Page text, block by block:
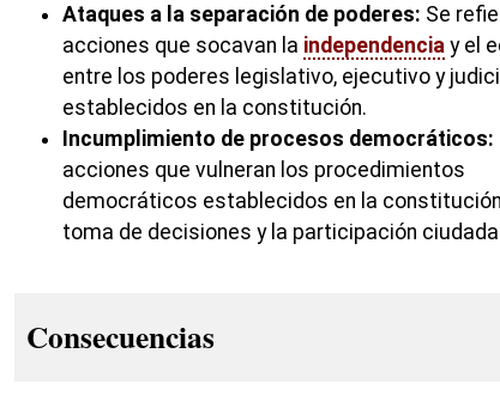
Ataques a la separación de poderes: Se
acciones que socavan la independencia y el
entre los poderes legislativo, ejecutivo y
establecidos en la constitución.
Incumplimiento de procesos democráticos:
acciones que vulneran los procedimientos
democráticos establecidos en la
toma de decisiones y la participación
Consecuencias